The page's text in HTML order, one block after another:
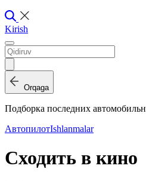
Kirish
Orqaga
Подборка последних
АвтопилотIshlanmalar
Сходить в кино